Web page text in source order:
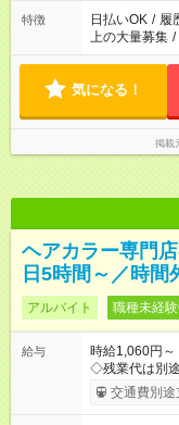
特徴 日払いOK / 履
上の大量募集 /
気になる！
掲載
ヘアカラー専門
日5時間～／時間
アルバイト 職種未経
給与
時給1,060円～
◇残業代は別
月インセンテ
じてインセン
交通費別途